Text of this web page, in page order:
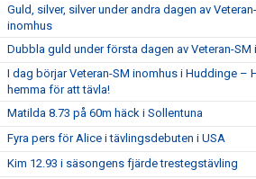
Guld, silver, silver under andra dagen av
inomhus
Dubbla guld under första dagen av Veteran-SM
I dag börjar Veteran-SM inomhus i Huddinge –
hemma för att tävla!
Matilda 8.73 på 60m häck i Sollentuna
Fyra pers för Alice i tävlingsdebuten i USA
Kim 12.93 i säsongens fjärde trestegstävling